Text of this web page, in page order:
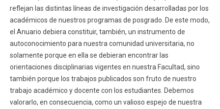
reflejan las distintas líneas de investigación desarrolladas por los
académicos de nuestros programas de posgrado. De este modo,
el Anuario debiera constituir, también, un instrumento de
autoconocimiento para nuestra comunidad universitaria, no
solamente porque en ella se debieran encontrar las
orientaciones disciplinarias vigentes en nuestra Facultad, sino
también porque los trabajos publicados son fruto de nuestro
trabajo académico y docente con los estudiantes. Debemos
valorarlo, en consecuencia, como un valioso espejo de nuestra